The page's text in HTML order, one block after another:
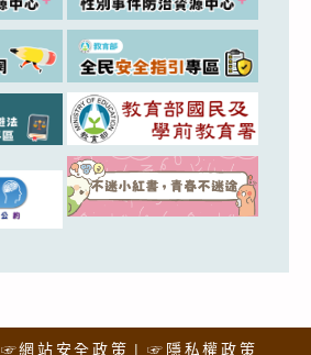
☞網站安全政策 ☞隱私權政策